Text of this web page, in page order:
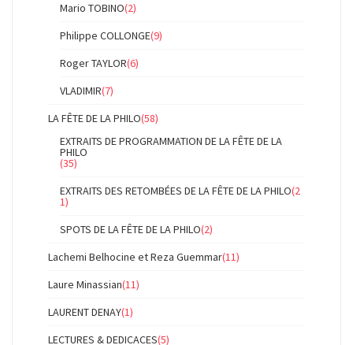
Mario TOBINO(2)
Philippe COLLONGE(9)
Roger TAYLOR(6)
VLADIMIR(7)
LA FÊTE DE LA PHILO(58)
EXTRAITS DE PROGRAMMATION DE LA FÊTE DE LA
PHILO
(35)
EXTRAITS DES RETOMBÉES DE LA FÊTE DE LA PHILO(2
1)
SPOTS DE LA FÊTE DE LA PHILO(2)
Lachemi Belhocine et Reza Guemmar(11)
Laure Minassian(11)
LAURENT DENAY(1)
LECTURES & DEDICACES(5)